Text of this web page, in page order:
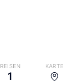
REISEN
1
KARTE